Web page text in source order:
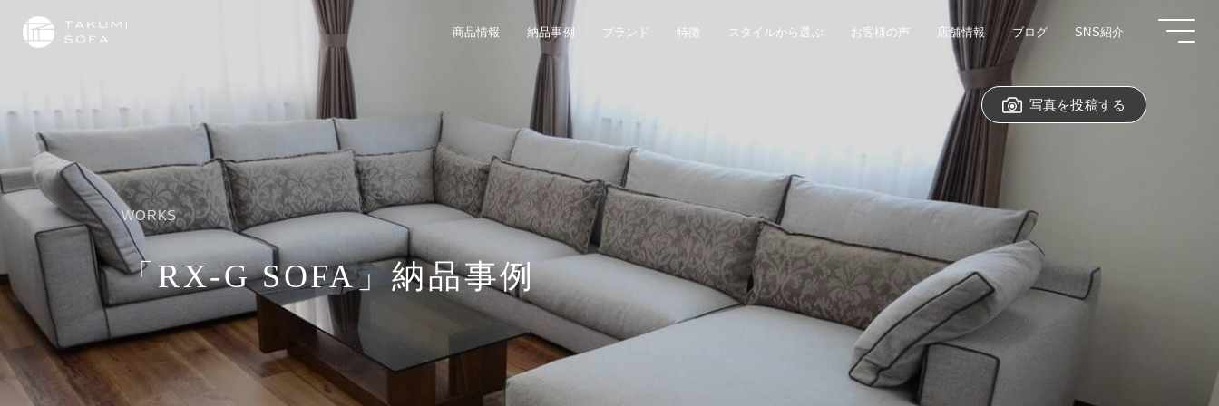
商品情報 納品事例 ブランド 特徴 スタイルから選ぶ お客様の声 店舗情報 ブログ SNS紹介
WORKS
「RX-G SOFA」納品事例
写真を投稿する